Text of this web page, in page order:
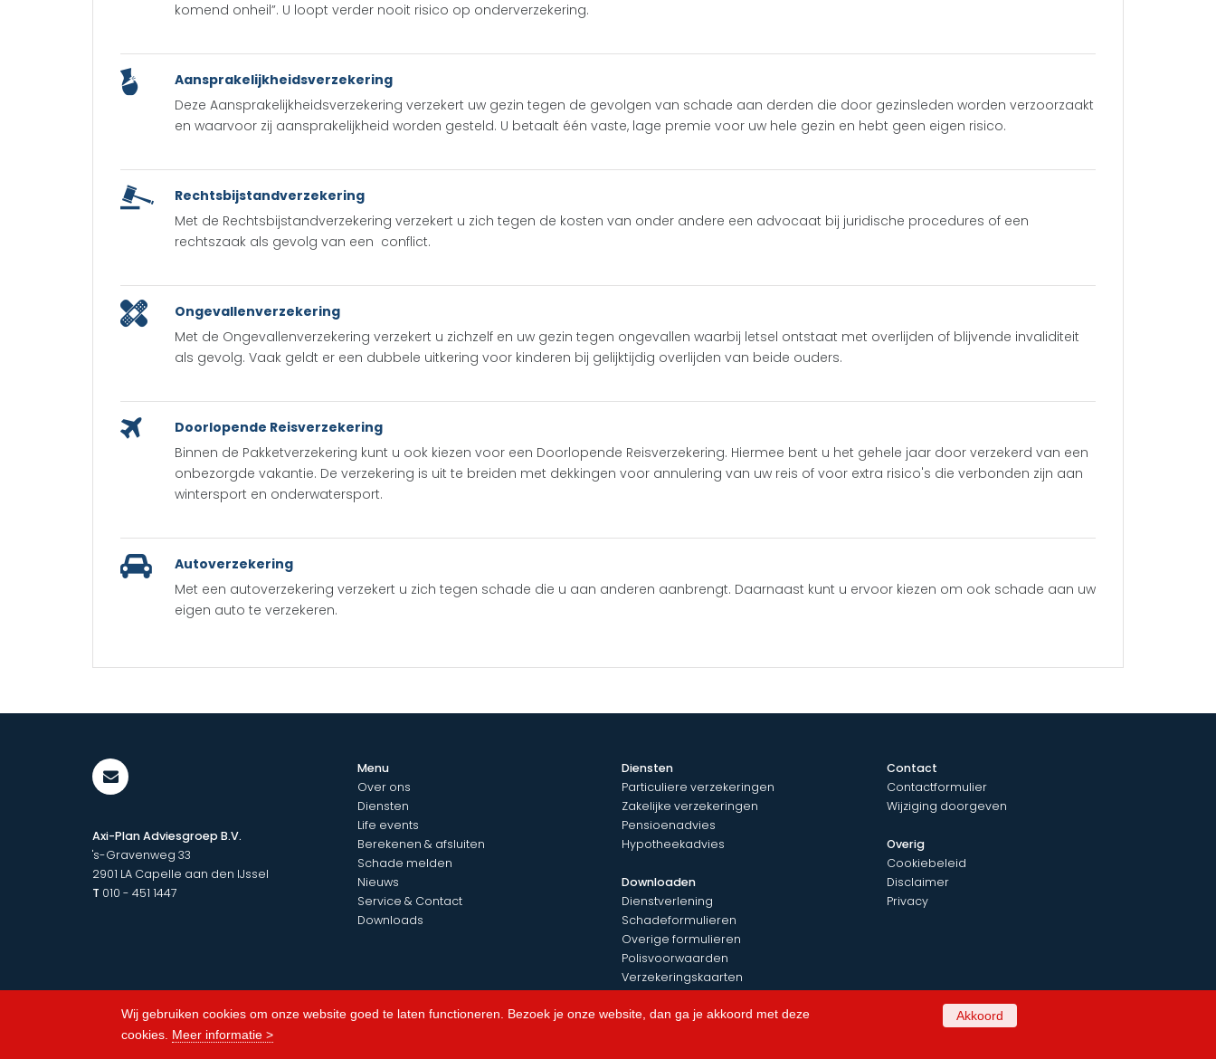
Wij gebruiken cookies om onze website goed te laten functioneren. Bezoek je onze website, dan ga je akkoord met deze
cookies. Meer informatie >
Akkoord
komend onheil”. U loopt verder nooit risico op onderverzekering.
Aansprakelijkheidsverzekering
Deze Aansprakelijkheidsverzekering verzekert uw gezin tegen de gevolgen van schade aan derden die door gezinsleden worden verzoorzaakt
en waarvoor zij aansprakelijkheid worden gesteld. U betaalt één vaste, lage premie voor uw hele gezin en hebt geen eigen risico.
Rechtsbijstandverzekering
Met de Rechtsbijstandverzekering verzekert u zich tegen de kosten van onder andere een advocaat bij juridische procedures of een
rechtszaak als gevolg van een conflict.
Ongevallenverzekering
Met de Ongevallenverzekering verzekert u zichzelf en uw gezin tegen ongevallen waarbij letsel ontstaat met overlijden of blijvende invaliditeit
als gevolg. Vaak geldt er een dubbele uitkering voor kinderen bij gelijktijdig overlijden van beide ouders.
Doorlopende Reisverzekering
Binnen de Pakketverzekering kunt u ook kiezen voor een Doorlopende Reisverzekering. Hiermee bent u het gehele jaar door verzekerd van een
onbezorgde vakantie. De verzekering is uit te breiden met dekkingen voor annulering van uw reis of voor extra risico's die verbonden zijn aan
wintersport en onderwatersport.
Autoverzekering
Met een autoverzekering verzekert u zich tegen schade die u aan anderen aanbrengt. Daarnaast kunt u ervoor kiezen om ook schade aan uw
eigen auto te verzekeren.
Axi-Plan Adviesgroep B.V.
's-Gravenweg 33
2901 LA Capelle aan den IJssel
T 010 - 451 1447
Menu
Over ons
Diensten
Life events
Berekenen & afsluiten
Schade melden
Nieuws
Service & Contact
Downloads
Diensten
Particuliere verzekeringen
Zakelijke verzekeringen
Pensioenadvies
Hypotheekadvies
Downloaden
Dienstverlening
Schadeformulieren
Overige formulieren
Polisvoorwaarden
Verzekeringskaarten
Contact
Contactformulier
Wijziging doorgeven
Overig
Cookiebeleid
Disclaimer
Privacy